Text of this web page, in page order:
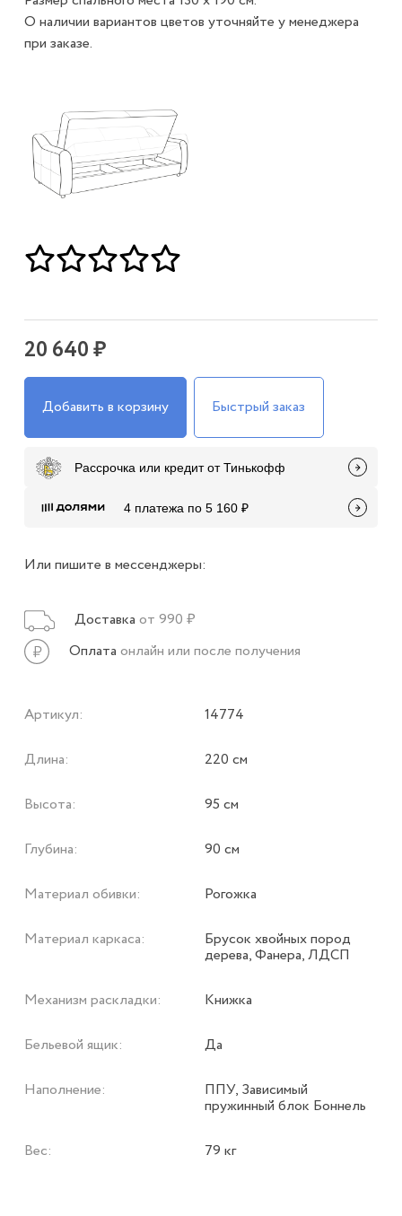
О наличии вариантов цветов уточняйте у менеджера
при заказе.
20 640 ₽
Добавить в корзину Быстрый заказ
Рассрочка или кредит от Тинькофф
4 платежа по 5 160 ₽
Или пишите в мессенджеры:
Доставка от 990 ₽
Оплата онлайн или после получения
Артикул: 14774
Длина: 220 см
Высота: 95 см
Глубина: 90 см
Материал обивки: Рогожка
Материал каркаса: Брусок хвойных пород
дерева, Фанера, ЛДСП
Механизм раскладки: Книжка
Бельевой ящик: Да
Наполнение: ППУ, Зависимый
пружинный блок Боннель
Вес: 79 кг